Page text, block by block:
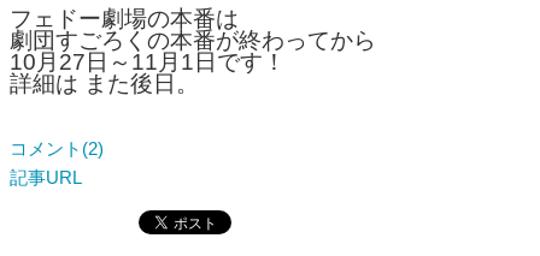
フェドー劇場の本番は
劇団すごろくの本番が終わってから
10月27日～11月1日です！
詳細は また後日。
コメント(2)
記事URL